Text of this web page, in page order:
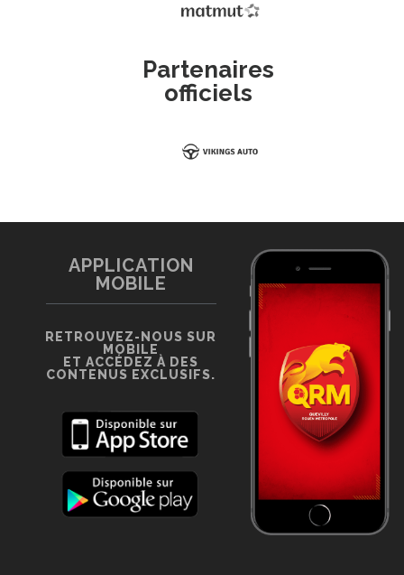
Partenaires
officiels
APPLICATION
MOBILE
RETROUVEZ-NOUS SUR
MOBILE
ET ACCÉDEZ À DES
CONTENUS EXCLUSIFS.